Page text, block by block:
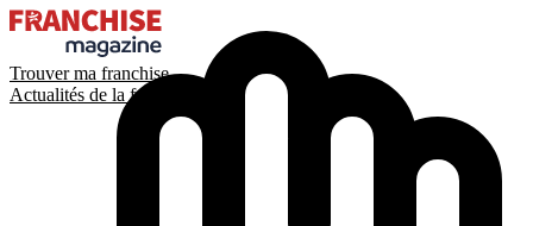
Trouver ma franchise
Actualités de la franchise